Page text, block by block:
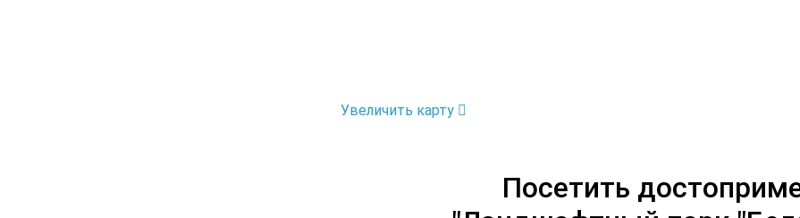
Увеличить карту
Посетить